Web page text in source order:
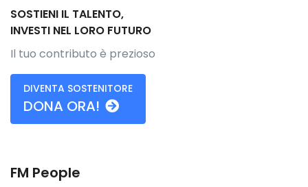
SOSTIENI IL TALENTO,
INVESTI NEL LORO FUTURO
Il tuo contributo è prezioso
DIVENTA SOSTENITORE
DONA ORA!
FM People